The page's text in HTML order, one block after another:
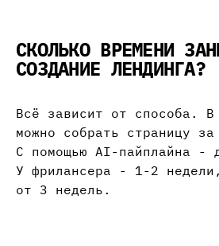
СКОЛЬКО ВРЕМЕНИ
СОЗДАНИЕ ЛЕНДИНГА?
Всё зависит от способа. В
можно собрать страницу
С помощью AI-пайплайна -
У фрилансера - 1-2
от 3 недель.